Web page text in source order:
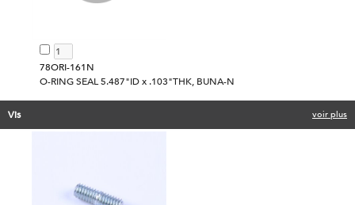
78ORI-161N
O-RING SEAL 5.487"ID x .103"THK, BUNA-N
Vis voir plus